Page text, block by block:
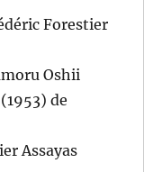
Forestier
Oshii
(1953) de
Assayas